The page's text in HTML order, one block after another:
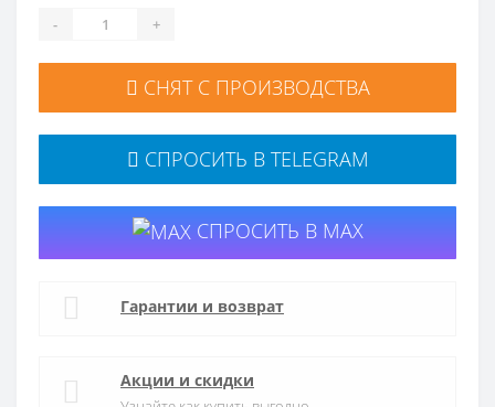
- +
СНЯТ С ПРОИЗВОДСТВА
СПРОСИТЬ В TELEGRAM
СПРОСИТЬ В MAX
Гарантии и возврат
Акции и скидки